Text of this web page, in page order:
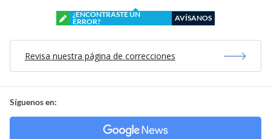
¿ENCONTRASTE UN
ERROR?
AVÍSANOS
Revisa nuestra página de correcciones
Síguenos en: